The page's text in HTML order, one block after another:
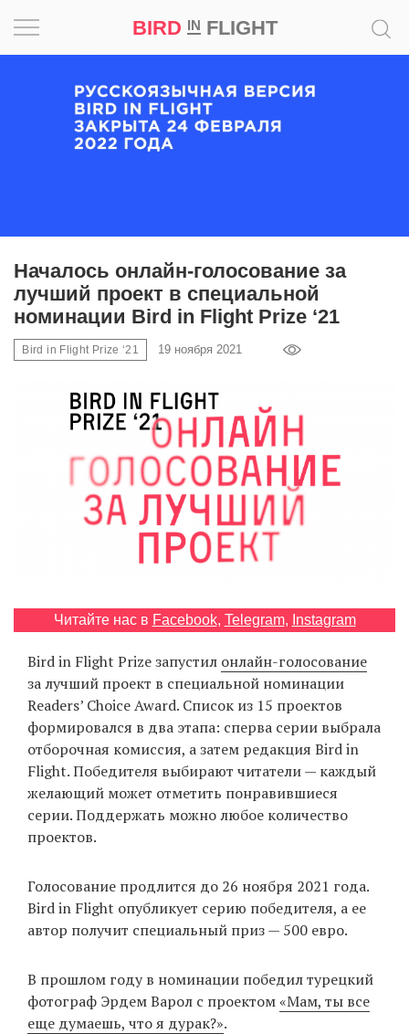
BIRD INFLIGHT
EN
UA
Началось онлайн-голосование за
лучший проект в специальной
номинации Bird in Flight Prize ‘21
Bird in Flight Prize ‘21 19 ноября 2021
Читайте нас в Facebook, Telegram, Instagram
Bird in Flight Prize запустил онлайн-голосование
за лучший проект в специальной номинации
Readers’ Choice Award. Список из 15 проектов
формировался в два этапа: сперва серии выбрала
отборочная комиссия, а затем редакция Bird in
Flight. Победителя выбирают читатели — каждый
желающий может отметить понравившиеся
серии. Поддержать можно любое количество
проектов.
Голосование продлится до 26 ноября 2021 года.
Bird in Flight опубликует серию победителя, а ее
автор получит специальный приз — 500 евро.
В прошлом году в номинации победил турецкий
фотограф Эрдем Варол с проектом«Мам, ты все
еще думаешь, что я дурак?».